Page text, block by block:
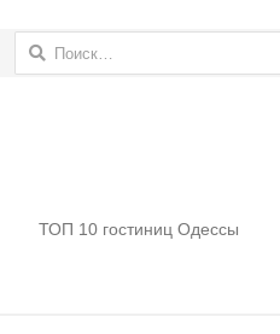
Найти:
ТОП 10 гостиниц Одессы